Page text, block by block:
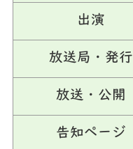
出演
放送局・発行
放送・公開
告知ページ